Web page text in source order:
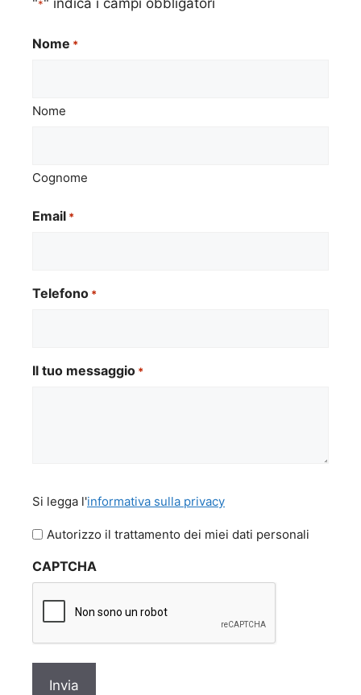
*
Nome *
Nome
Cognome
Email *
Telefono *
Il tuo messaggio *
legga
l'informativa
privacy
Si legga l'informativa sulla privacy
Autorizzo il trattamento dei miei dati personali
CAPTCHA